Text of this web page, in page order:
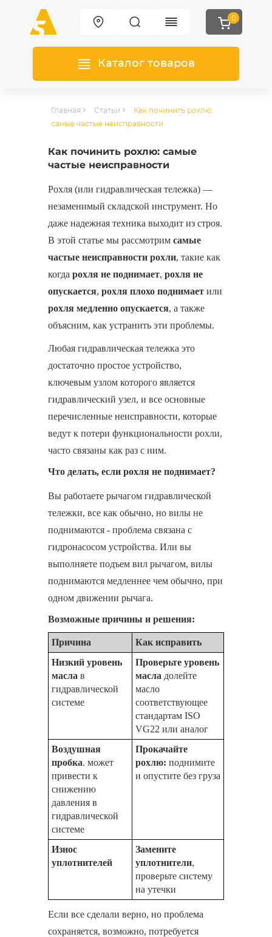
0
Каталог товаров
Главная Статьи
Как починить рохлю:
самые частые неисправности
Как починить рохлю: самые
частые неисправности
Рохля (или гидравлическая тележка) —
незаменимый складской инструмент. Но
даже надежная техника выходит из строя.
В этой статье мы рассмотрим самые
частые неисправности рохли, такие как
когда рохля не поднимает, рохля не
опускается, рохля плохо поднимает или
рохля медленно опускается, а также
объясним, как устранить эти проблемы.
Любая гидравлическая тележка это
достаточно простое устройство,
ключевым узлом которого является
гидравлический узел, и все основные
перечисленные неисправности, которые
ведут к потери функциональности рохли,
часто связаны как раз с ним.
Что делать, если рохля не поднимает?
Вы работаете рычагом гидравлической
тележки, все как обычно, но вилы не
поднимаются - проблема связана с
гидронасосом устройства. Или вы
выполняете подъем вил рычагом, вилы
поднимаются медленнее чем обычно, при
одном движении рычага.
Возможные причины и решения:
Причина
Как исправить
Низкий уровень
масла в
гидравлической
системе
Проверьте уровень
масла долейте
масло
соответствующее
стандартам ISO
VG22 или аналог
Воздушная
пробка. может
привести к
снижению
давления в
гидравлической
системе
Прокачайте
рохлю: поднимите
и опустите без груза
Износ
уплотнителей
Замените
уплотнители,
проверьте систему
на утечки
Если все сделали верно, но проблема
сохраняется, возможно, потребуется